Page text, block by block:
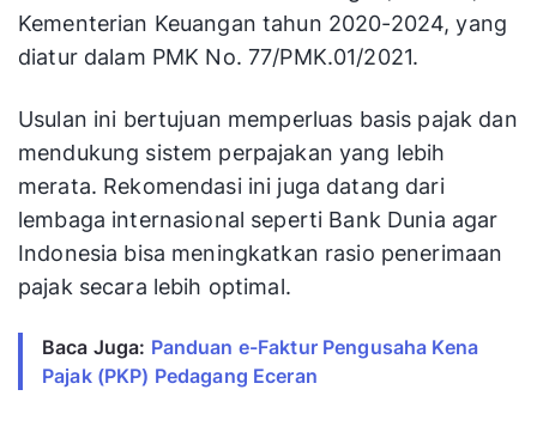
Kementerian Keuangan tahun 2020-2024, yang
diatur dalam PMK No. 77/PMK.01/2021.
Usulan ini bertujuan memperluas basis pajak dan
mendukung sistem perpajakan yang lebih
merata. Rekomendasi ini juga datang dari
lembaga internasional seperti Bank Dunia agar
Indonesia bisa meningkatkan rasio penerimaan
pajak secara lebih optimal.
Baca Juga: Panduan e-Faktur Pengusaha Kena
Pajak (PKP) Pedagang Eceran